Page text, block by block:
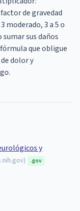
de gravedad
moderado, 3 a 5 o
sus daños
que obligue
dolor y
y
) .gov